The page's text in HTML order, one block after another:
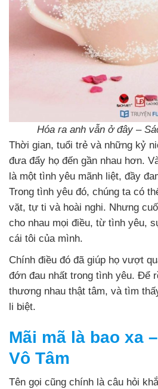
Hóa ra anh vẫn ở đây –
Thời gian, tuổi trẻ và những kỷ
đưa đẩy họ đến gần nhau hơn.
là một tình yêu mãnh liệt, đầy
Trong tình yêu đó, chúng ta có
vặt, tự ti và hoài nghi. Nhưng
cho nhau mọi điều, từ tình yêu,
cái tôi của mình.
Chính điều đó đã giúp họ vượt
đớn đau nhất trong tình yêu. Để
thương nhau thật tâm, và tìm
li biệt.
Mãi mã là bao xa
Vô Tâm
Tên gọi cũng chính là câu hỏi